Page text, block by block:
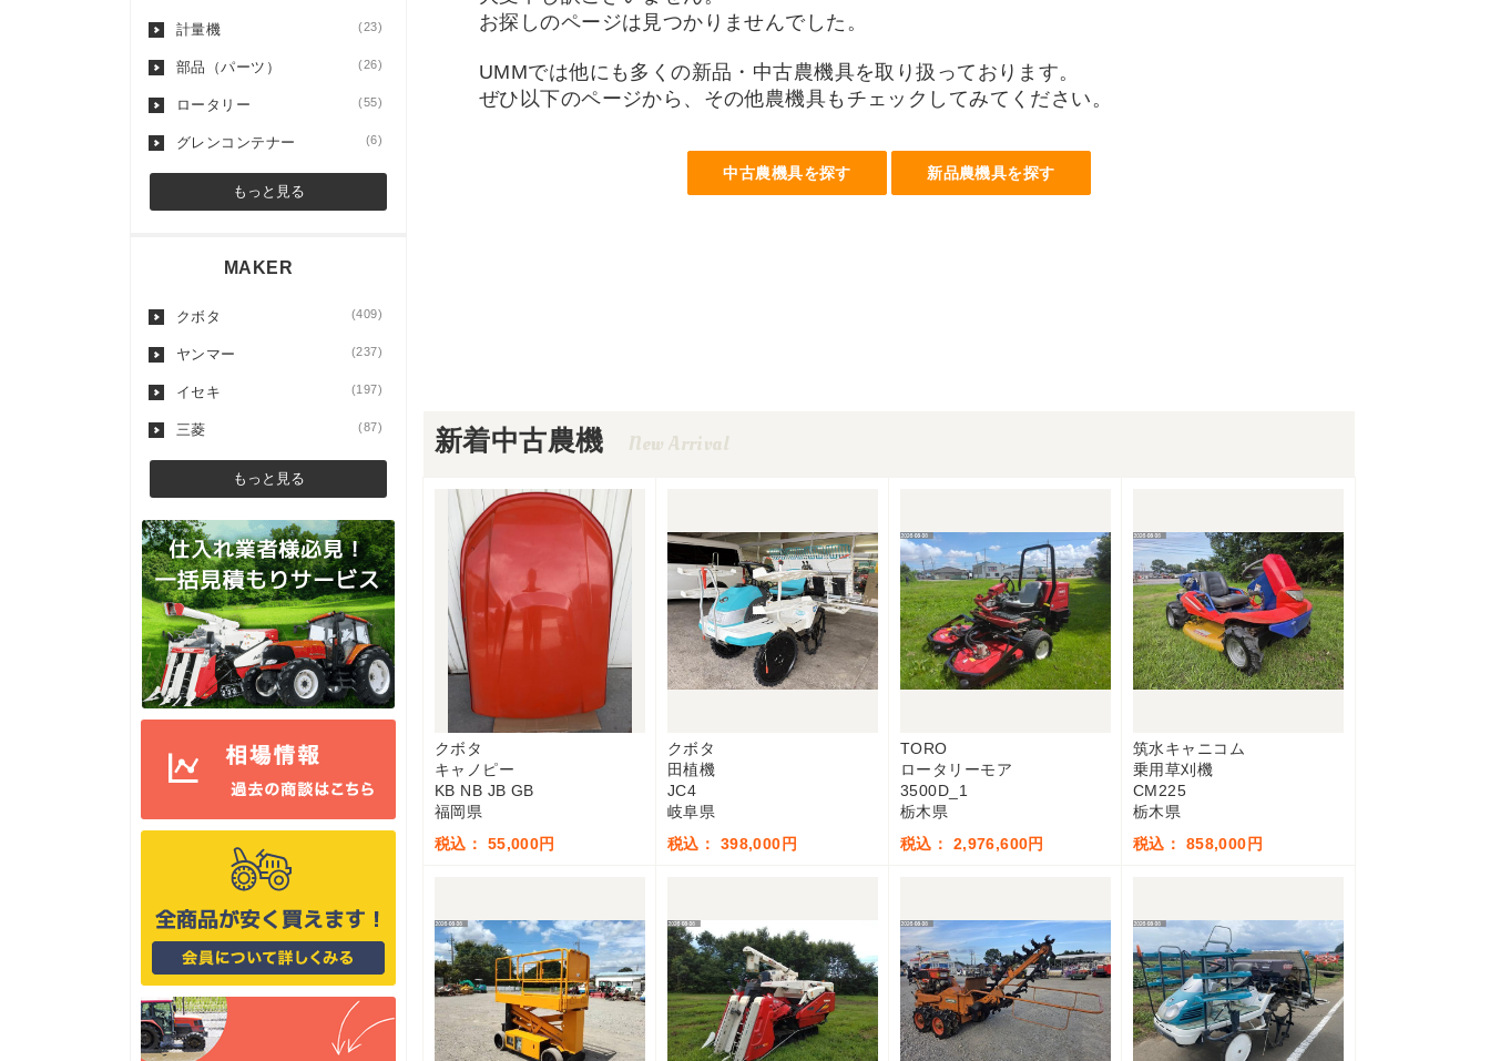
お探しのページは見つかりませんでした。
UMMでは他にも多くの新品・中古農機具を取り扱っております。
ぜひ以下のページから、その他農機具もチェックしてみてください。
中古農機具を探す 新品農機具を探す
新着中古農機 New Arrival
クボタ
キャノピー
KB NB JB GB
福岡県
税込： 55,000円
クボタ
田植機
JC4
岐阜県
税込： 398,000円
TORO
ロータリーモア
3500D_1
栃木県
税込： 2,976,600円
筑水キャニコム
乗用草刈機
CM225
栃木県
税込： 858,000円
計量機 (23)
部品（パーツ） (26)
ロータリー (55)
グレンコンテナー (6)
もっと見る
MAKER
クボタ (409)
ヤンマー (237)
イセキ (197)
三菱 (87)
もっと見る